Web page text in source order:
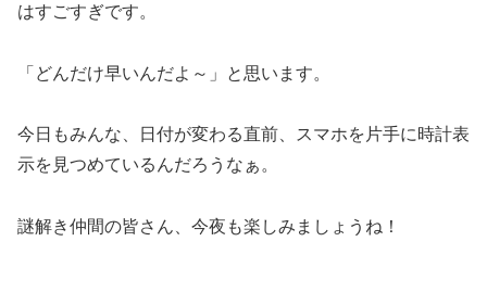
はすごすぎです。
「どんだけ早いんだよ～」と思います。
今日もみんな、日付が変わる直前、スマホを片手に時計表
示を見つめているんだろうなぁ。
謎解き仲間の皆さん、今夜も楽しみましょうね！